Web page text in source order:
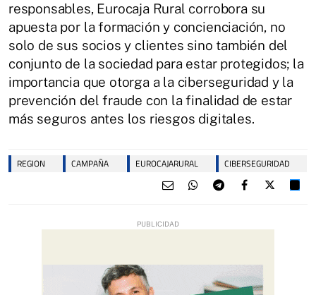
responsables, Eurocaja Rural corrobora su
apuesta por la formación y concienciación, no
solo de sus socios y clientes sino también del
conjunto de la sociedad para estar protegidos; la
importancia que otorga a la ciberseguridad y la
prevención del fraude con la finalidad de estar
más seguros antes los riesgos digitales.
REGION CAMPAÑA EUROCAJARURAL CIBERSEGURIDAD